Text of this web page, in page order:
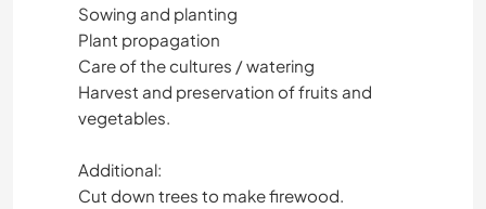
Sowing and planting
Plant propagation
Care of the cultures / watering
Harvest and preservation of fruits and
vegetables.
Additional:
Cut down trees to make firewood.